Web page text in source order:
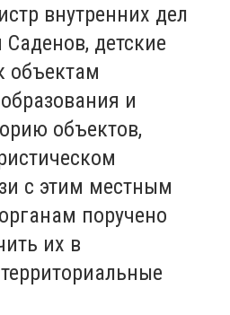
внутренних дел
детские
объектам
и
объектов,
с этим местным
поручено
их в